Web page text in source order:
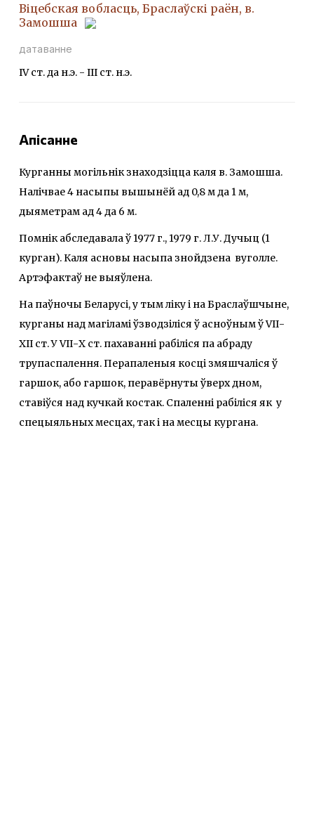
Віцебская вобласць, Браслаўскі раён, в.
Замошша
датаванне
ІV ст. да н.э. - ІІІ ст. н.э.
Апісанне
Курганны могільнік знаходзіцца каля в. Замошша.
Налічвае 4 насыпы вышынёй ад 0,8 м да 1 м,
дыяметрам ад 4 да 6 м.
Помнік абследавала ў 1977 г., 1979 г. Л.У. Дучыц (1
курган). Каля асновы насыпа знойдзена вуголле.
Артэфактаў не выяўлена.
На паўночы Беларусі, у тым ліку і на Браслаўшчыне,
курганы над магіламі ўзводзіліся ў асноўным ў VІІ-
ХІІ ст. У VІІ-Х ст. пахаванні рабіліся па абраду
трупаспалення. Перапаленыя косці змяшчаліся ў
гаршок, або гаршок, перавёрнуты ўверх дном,
ставіўся над кучкай костак. Спаленні рабіліся як у
спецыяльных месцах, так і на месцы кургана.